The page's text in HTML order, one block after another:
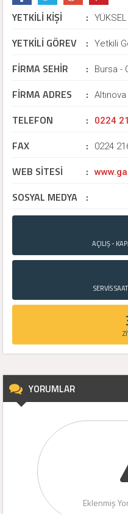
YETKİLİ KİŞİ :
YETKİLİ GÖREV : Yetkili
FİRMA SEHİR : Bursa -
FİRMA ADRES :
TELEFON : 0224
FAX : 0224
WEB SİTESİ :
SOSYAL MEDYA :
AÇILIŞ -
SERVİS
YORUMLAR
Eklenmiş